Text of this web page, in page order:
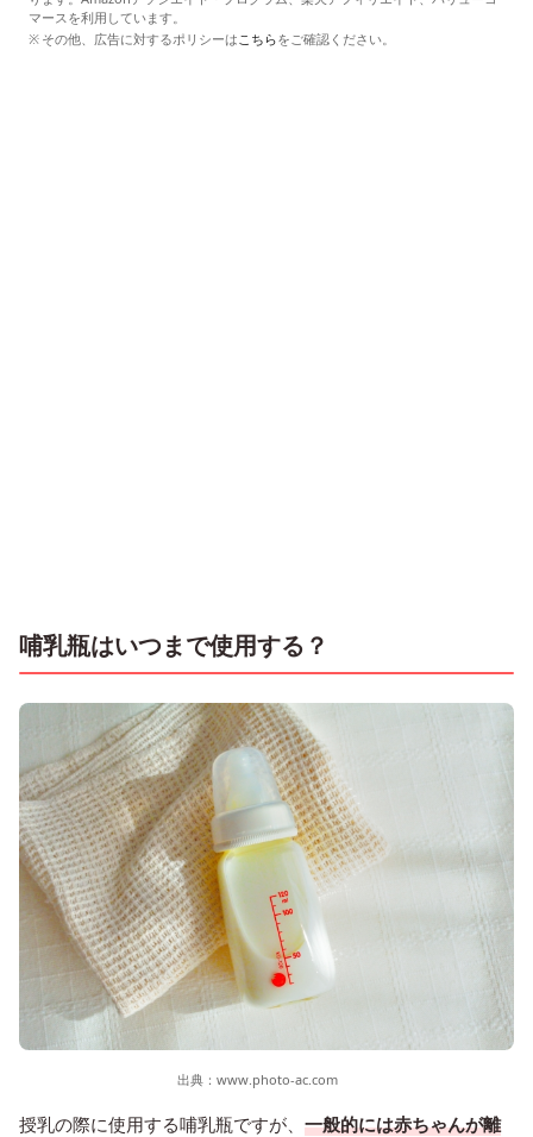
マースを利用しています。
その他、広告に対するポリシーはこちらをご確認ください。
哺乳瓶はいつまで使用する？
出典： www.photo-ac.com
授乳の際に使用する哺乳瓶ですが、 一般的には赤ちゃんが離